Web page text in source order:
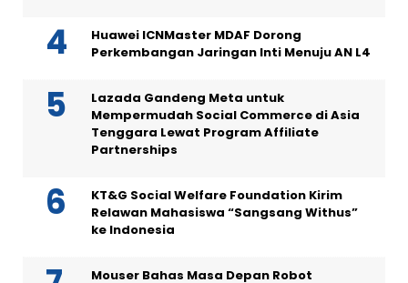
Huawei ICNMaster MDAF Dorong
Perkembangan Jaringan Inti Menuju AN L4
Lazada Gandeng Meta untuk
Mempermudah Social Commerce di Asia
Tenggara Lewat Program Affiliate
Partnerships
KT&G Social Welfare Foundation Kirim
Relawan Mahasiswa “Sangsang Withus”
ke Indonesia
Mouser Bahas Masa Depan Robot